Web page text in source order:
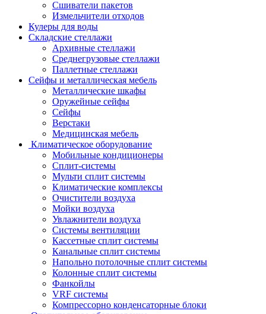
Сшиватели пакетов
Измельчители отходов
Кулеры для воды
Складские стеллажи
Архивные стеллажи
Среднегрузовые стеллажи
Паллетные стеллажи
Сейфы и металлическая мебель
Металлические шкафы
Оружейные сейфы
Сейфы
Верстаки
Медицинская мебель
Климатическое оборудование
Мобильные кондиционеры
Сплит-системы
Мульти сплит системы
Климатические комплексы
Очистители воздуха
Мойки воздуха
Увлажнители воздуха
Системы вентиляции
Кассетные сплит системы
Канальные сплит системы
Напольно потолочные сплит системы
Колонные сплит системы
Фанкойлы
VRF системы
Компрессорно конденсаторные блоки